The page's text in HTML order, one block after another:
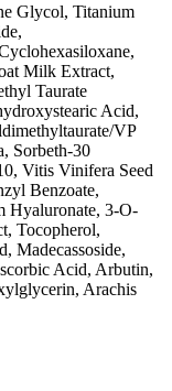
Glycol, Titanium
Milk Extract,
Taurate
Acid,
VP
Sorbeth-30
Vitis Vinifera Seed
Benzoate,
Hyaluronate, 3-O-
Tocopherol,
Madecassoside,
Acid, Arbutin,
Arachis